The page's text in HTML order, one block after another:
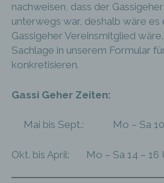
nachweisen, dass der
unterwegs war, deshalb wäre es
Gassigeher Vereinsmitglied
Sachlage in unserem Formular
konkretisieren.
Gassi Geher Zeiten:
Mai bis Sept.: Mo – Sa
Okt. bis April: Mo – Sa 14 – 16